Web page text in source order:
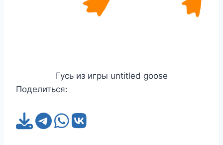
Гусь из игры untitled goose
Поделиться: